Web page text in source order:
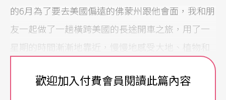
的6月為了要去美國偏遠的佛蒙州跟他會面，我和朋
友一起做了一趟橫跨美國的長途開車之旅，用了一
星期的時間漸漸地靠近，慢慢地感受大地、植物和
氣候的變化。和他在一起的那個星期，他總是以一
種極其緩慢的速度進行所有的事情，雖然每天的每
歡迎加入付費會員閱讀此篇內容